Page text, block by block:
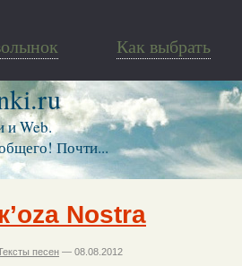
Как выбрать
и Web.
Почти...
Nostra
песен — 08.08.2012